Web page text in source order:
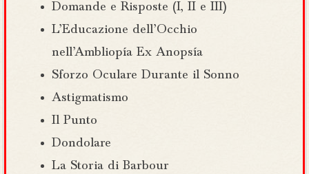
Domande e Risposte (I, II e III)
L’Educazione dell’Occhio
nell’Ambliopía Ex Anopsía
Sforzo Oculare Durante il Sonno
Astigmatismo
Il Punto
Dondolare
La Storia di Barbour